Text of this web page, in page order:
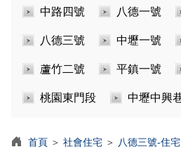
中路四號 八德一號
八德三號 中壢一號
蘆竹二號 平鎮一號
桃園東門段 中壢中興
首頁 ＞ 社會住宅 ＞ 八德三號-住